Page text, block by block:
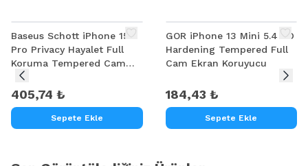
çıkartılabilir, Hiçbir etki bırakmaz. Harika kalıp
kesimi sayesinde ekrana mükemmel uyar , Uzun
ömürlüdür, Bütün darbelere karşı maximum korur.
Özel malzemeden cam şeklinde yapılmış özel
koruyucu
Yuvarlatılmış kenarlar
Kenarları elmas kesicilerle yuvarlatılmış olduğu için
Baseus Schott iPhone 15
Pro Privacy Hayalet Full
Koruma Tempered Cam
Ekran Koruyucu
405,74 ₺
Sepete Ekle
GOR iPhone 13 Mini 5.4 9D
Hardening Tempered Full
Cam Ekran Koruyucu
184,43 ₺
Sepete Ekle